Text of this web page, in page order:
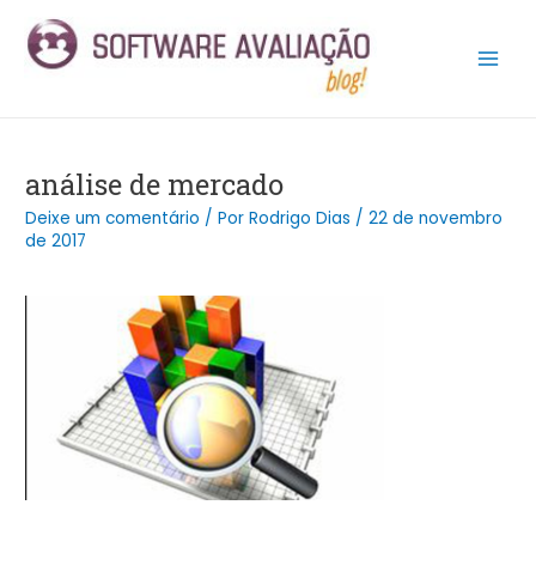
para
análise de mercado
Deixe um comentário / PorRodrigo Dias /22 de novembro
de 2017
navigation